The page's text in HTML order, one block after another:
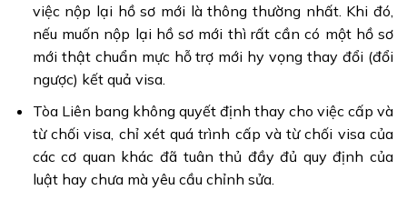
việc nộp lại hồ sơ mới là thông thường nhất. Khi đó,
nếu muốn nộp lại hồ sơ mới thì rất cần có một hồ sơ
mới thật chuẩn mực hỗ trợ mới hy vọng thay đổi (đổi
ngược) kết quả visa.
Tòa Liên bang không quyết định thay cho việc cấp và
từ chối visa, chỉ xét quá trình cấp và từ chối visa của
các cơ quan khác đã tuân thủ đầy đủ quy định của
luật hay chưa mà yêu cầu chỉnh sửa.